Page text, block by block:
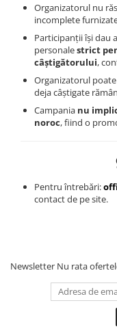
Organizatorul nu
incomplete
Participanții își dau
personalestrict
câștigătorului,
Organizatorul
deja câștigate rămân
Campania nu
noroc, fiind o
Pentru întrebări:
contact de pe site.
Newsletter Nu rata